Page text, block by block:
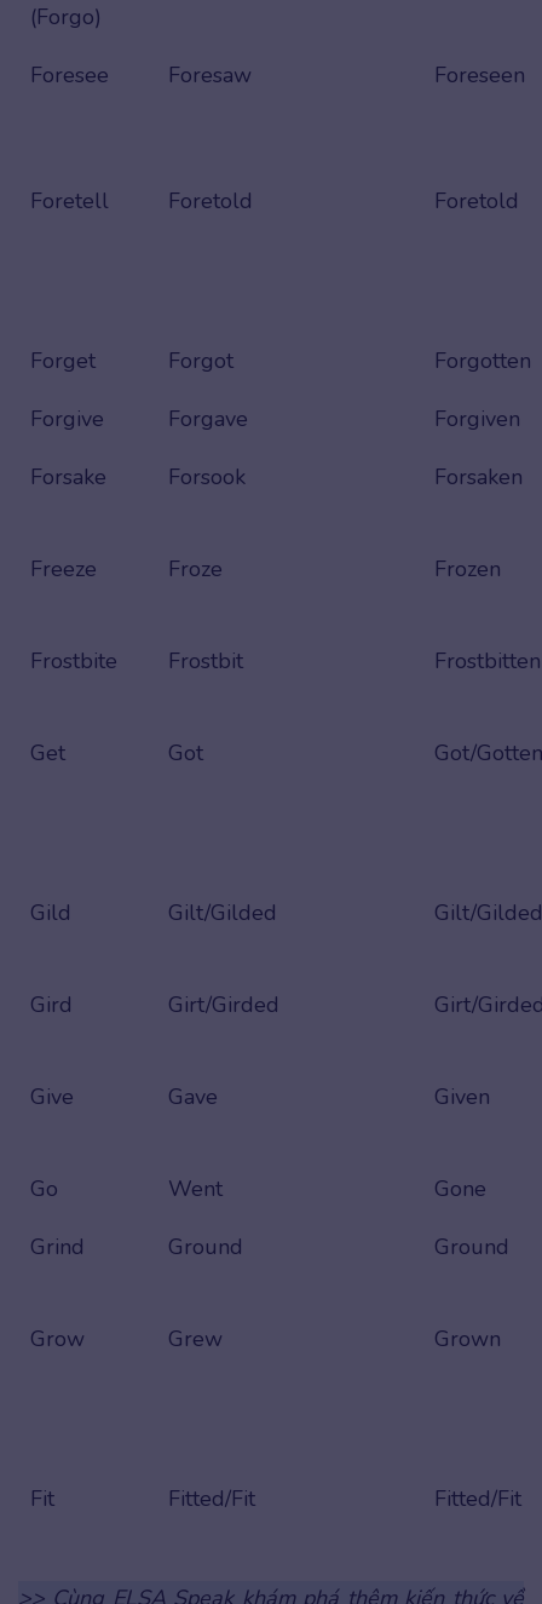
(Forgo)
Foresee Foresaw Foreseen
Foretell Foretold Foretold
Forget Forgot
Forgotten
Forgive
Forgave
Forgiven
Forsake
Forsook Forsaken
Freeze Froze Frozen
Frostbite Frostbit Frostbitten
Get Got Got/Gotten
Gild Gilt/Gilded Gilt/Gilded
Gird Girt/Girded Girt/
Give Gave Given
Go Went
Gone
Grind
Ground Ground
Grow Grew Grown
Fit Fitted/Fit Fitted/Fit
>> Cùng ELSA Speak khám phá thêm kiến thức về